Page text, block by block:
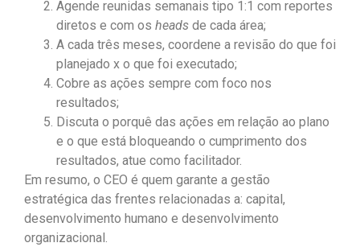
Agende reunidas semanais tipo 1:1 com reportes
diretos e com os heads de cada área;
A cada três meses, coordene a revisão do que foi
planejado x o que foi executado;
Cobre as ações sempre com foco nos
resultados;
Discuta o porquê das ações em relação ao plano
e o que está bloqueando o cumprimento dos
resultados, atue como facilitador.
Em resumo, o CEO é quem garante a gestão
estratégica das frentes relacionadas a: capital,
desenvolvimento humano e desenvolvimento
organizacional.